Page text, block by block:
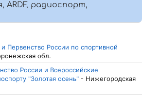
ARDF, радиоспорт,
и Первенство России по спортивной
обл.
России и Всероссийские
"Золотая осень" - Нижегородская